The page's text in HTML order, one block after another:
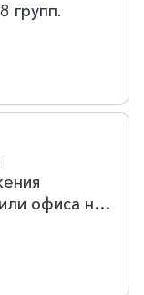
групп.
офиса на